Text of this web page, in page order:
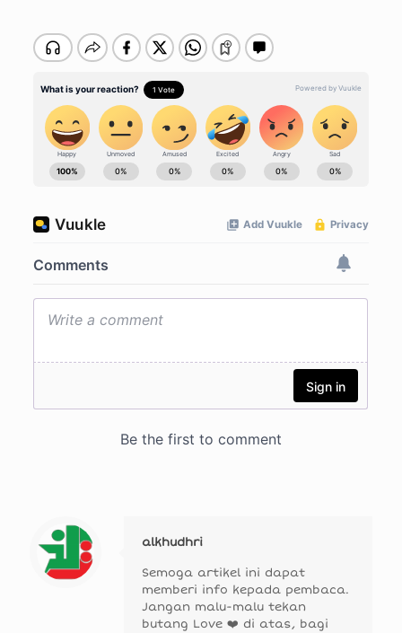
alkhudhri
Semoga artikel ini dapat
memberi info kepada pembaca.
Jangan malu-malu tekan
butang Love ❤️ di atas, bagi